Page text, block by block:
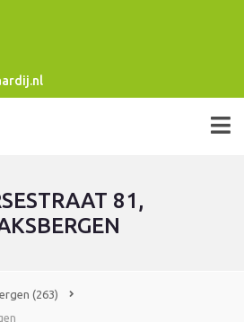
81,
(263)